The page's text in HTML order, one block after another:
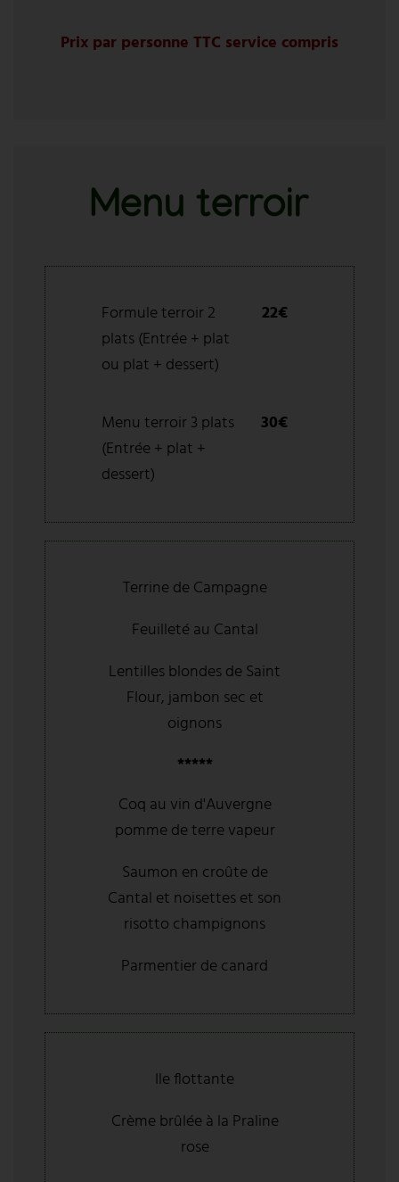
Prix par personne TTC service compris
Menu terroir
Formule terroir 2
plats (Entrée + plat
ou plat + dessert)
22€
Menu terroir 3 plats
(Entrée + plat +
dessert)
30€
Terrine de Campagne
Feuilleté au Cantal
Lentilles blondes de Saint
Flour, jambon sec et
oignons
*****
Coq au vin d'Auvergne
pomme de terre vapeur
Saumon en croûte de
Cantal et noisettes et son
risotto champignons
Parmentier de canard
Ile flottante
Crème brûlée à la Praline
rose